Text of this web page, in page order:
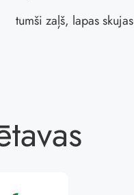
tumši zaļš, lapas skujas